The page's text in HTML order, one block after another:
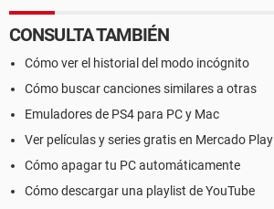
CONSULTA TAMBIÉN
Cómo ver el historial del modo incógnito
Cómo buscar canciones similares a otras
Emuladores de PS4 para PC y Mac
Ver películas y series gratis en Mercado Play
Cómo apagar tu PC automáticamente
Cómo descargar una playlist de YouTube